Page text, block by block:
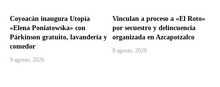
Coyoacán inaugura Utopía
«Elena Poniatowska» con
Párkinson gratuito, lavandería y
comedor
9 agosto, 2026
Vinculan a proceso a «El Roto»
por secuestro y delincuencia
organizada en Azcapotzalco
9 agosto, 2026